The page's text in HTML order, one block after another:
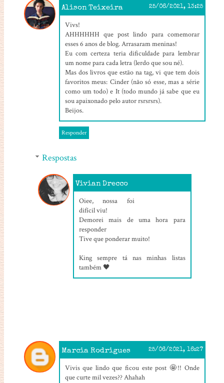
Alison Teixeira 25/06/2021, 13:25
Vivs!
AHHHHHH que post lindo para comemorar
esses 6 anos de blog. Arrasaram meninas!
Eu com certeza teria dificuldade para lembrar
um nome para cada letra (lerdo que sou né).
Mas dos livros que estão na tag, vi que tem dois
favoritos meus: Cinder (não só esse, mas a série
como um todo) e It (todo mundo já sabe que eu
sou apaixonado pelo autor rsrsrsrs).
Beijos.
Responder
Respostas
Vivian Drecco
Oiee, nossa foi
difícil viu!
Demorei mais de uma hora para
responder
Tive que ponderar muito!
King sempre tá nas minhas listas
também 🖤
Marcia Rodrigues 25/06/2021, 16:27
Vivis que lindo que ficou este post 🤩!! Onde
que curte mil vezes?? Ahahah